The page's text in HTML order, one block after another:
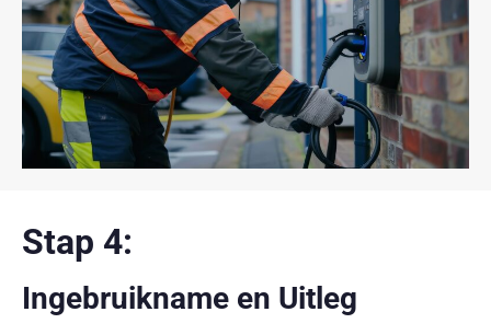
Stap 4:
Ingebruikname en Uitleg